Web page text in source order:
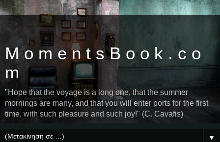
M o m e n t s B o o k . c o
m
"Hope that the voyage is a long one, that the summer
mornings are many, and that you will enter ports for the first
time, with such pleasure and such joy!" (C. Cavafis)
▼